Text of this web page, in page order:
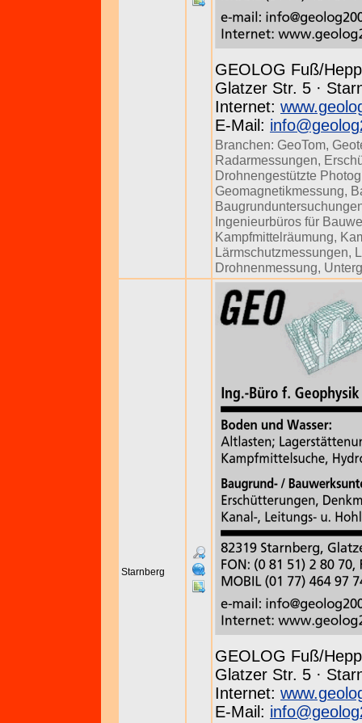
GEOLOG Fuß/
Glatzer Str. 5 ·
Internet:
E-Mail:
Branchen: GeoTom,
Radarmessungen,
Drohnengestützte
Geomagnetikmessung,
Ingenieurbüros für
Kampfmittelräumung,
Lärmschutzmessungen,
Drohnenmessung,
Starnberg
GEOLOG Fuß/
Glatzer Str. 5 ·
Internet:
E-Mail: